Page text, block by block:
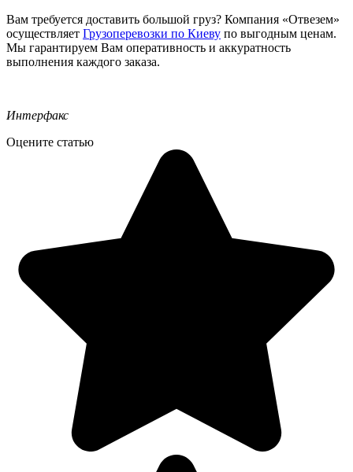
Вам требуется доставить большой груз? Компания «Отвезем»
осуществляет Грузоперевозки по Киеву по выгодным ценам.
Мы гарантируем Вам оперативность и аккуратность
выполнения каждого заказа.
Интерфакс
Оцените статью